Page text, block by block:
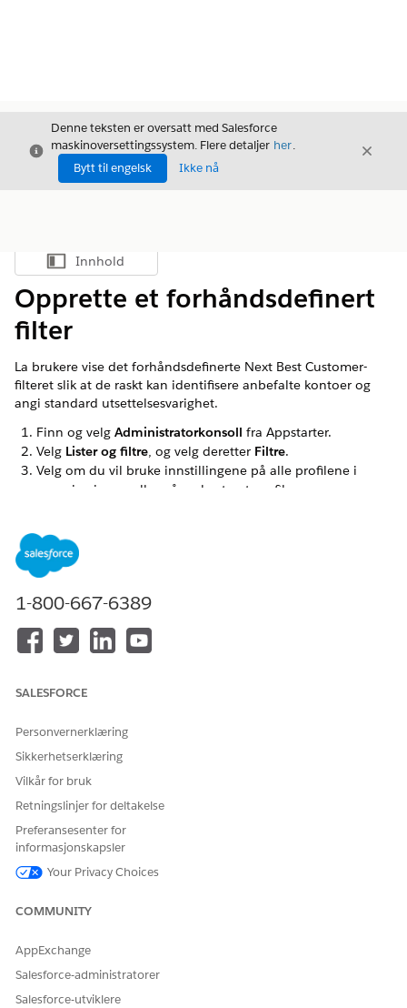
Avslutt
Denne teksten er oversatt med Salesforce
maskinoversettingssystem. Flere detaljer her.
Bytt til engelsk
Ikke nå
Avslutt
Vis innholdsfortegnelse
Innhold
Opprette et forhåndsdefinert
filter
La brukere vise det forhåndsdefinerte Next Best Customer-
filteret slik at de raskt kan identifisere anbefalte kontoer og
angi standard utsettelsesvarighet.
Finn og velg Administratorkonsoll fra Appstarter.
Velg Lister og filtre, og velg deretter Filtre.
Velg om du vil bruke innstillingene på alle profilene i
organisasjonen eller på en bestemt profil.
Hvis du vil angi hvor mange dager en utsatt konto skal slås
av, skriver du inn et tall i feltet
Konfigurer filteret for en aktivitetsplan. Se
rangeringer, lister og filtre for aktivitetsplaner
La oss få vite det slik at vi kan forbedre!
1-800-667-6389
SALESFORCE
Personvernerklæring
Sikkerhetserklæring
Vilkår for bruk
Retningslinjer for deltakelse
Preferansesenter for
informasjonskapsler
Your Privacy Choices
COMMUNITY
AppExchange
Salesforce-administratorer
Salesforce-utviklere